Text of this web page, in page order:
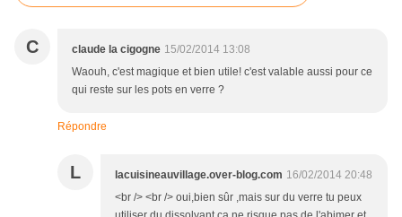
C claude la cigogne 15/02/2014 13:08
Waouh, c'est magique et bien utile! c'est valable aussi pour ce
qui reste sur les pots en verre ?
Répondre
L lacuisineauvillage.over-blog.com 16/02/2014 20:48
<br /> <br /> oui,bien sûr ,mais sur du verre tu peux